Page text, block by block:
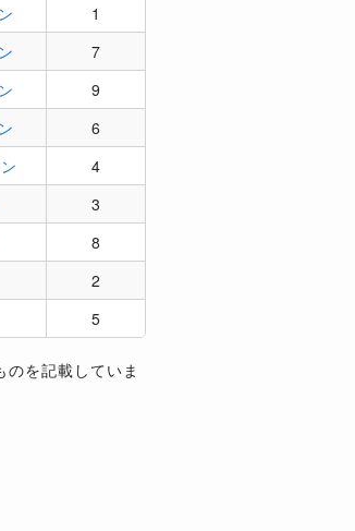
1
7
9
6
4
3
8
2
5
を記載していま